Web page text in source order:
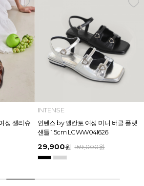
MAZZ
마쯔 by 엘칸토 여성 링크 장식 플랫폼
샌들 6cm LCWW50M626
54,400원 169,000원